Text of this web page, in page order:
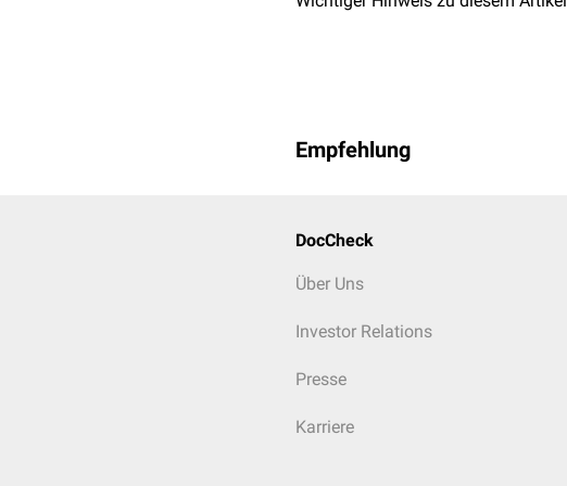
Empfehlung
DocCheck
Über Uns
Investor Relations
Presse
Karriere